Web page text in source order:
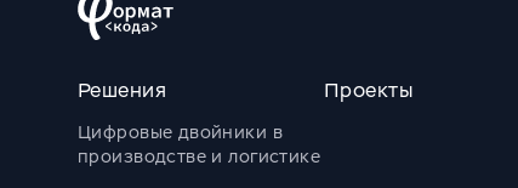
Решения
Цифровые двойники в
производстве и логистике
Проекты